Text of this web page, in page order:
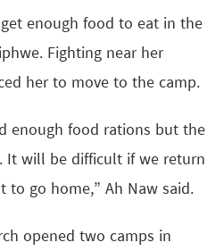
enough food to eat in the
Fighting near her
her to move to the camp.
enough food rations but the
It will be difficult if we return
go home,” Ah Naw said.
opened two camps in